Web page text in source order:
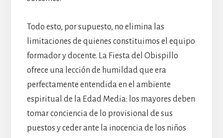
Todo esto, por supuesto, no elimina las
limitaciones de quienes constituimos el equipo
formador y docente. La Fiesta del Obispillo
ofrece una lección de humildad que era
perfectamente entendida en el ambiente
espiritual de la Edad Media: los mayores deben
tomar conciencia de lo provisional de sus
puestos y ceder ante la inocencia de los niños